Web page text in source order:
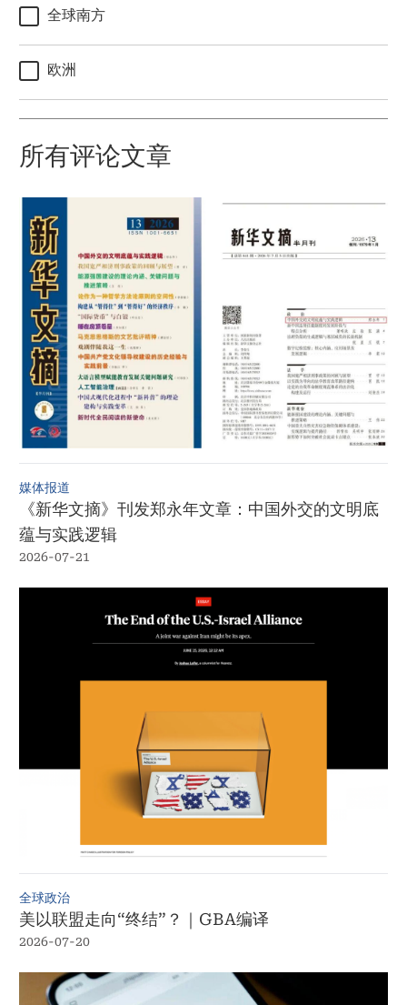
全球南方
欧洲
所有评论文章
媒体报道
《新华文摘》刊发郑永年文章：中国外交的文明底
蕴与实践逻辑
2026-07-21
全球政治
美以联盟走向“终结”？｜GBA编译
2026-07-20